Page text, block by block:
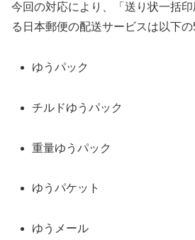
今回の対応により、「送り状一括
る日本郵便の配送サービスは以下の
ゆうパック
チルドゆうパック
重量ゆうパック
ゆうパケット
ゆうメール